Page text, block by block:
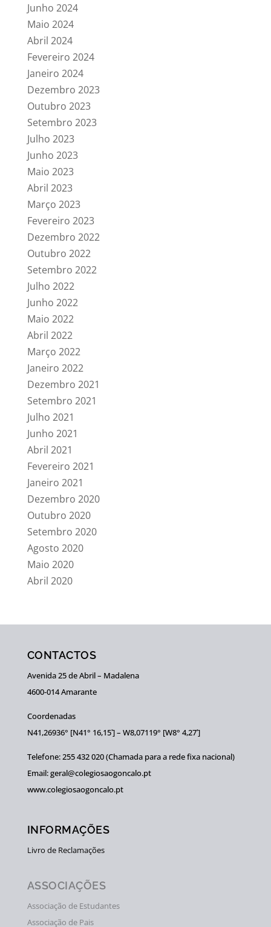
Junho 2024
Maio 2024
Abril 2024
Fevereiro 2024
Janeiro 2024
Dezembro 2023
Outubro 2023
Setembro 2023
Julho 2023
Junho 2023
Maio 2023
Abril 2023
Março 2023
Fevereiro 2023
Dezembro 2022
Outubro 2022
Setembro 2022
Julho 2022
Junho 2022
Maio 2022
Abril 2022
Março 2022
Janeiro 2022
Dezembro 2021
Setembro 2021
Julho 2021
Junho 2021
Abril 2021
Fevereiro 2021
Janeiro 2021
Dezembro 2020
Outubro 2020
Setembro 2020
Agosto 2020
Maio 2020
Abril 2020
CONTACTOS
Avenida 25 de Abril – Madalena
4600-014 Amarante
Coordenadas
N41,26936° [N41° 16,15ʹ] – W8,07119° [W8° 4,27ʹ]
Telefone: 255 432 020 (Chamada para a rede fixa nacional)
Email: geral@colegiosaogoncalo.pt
www.colegiosaogoncalo.pt
INFORMAÇÕES
Livro de Reclamações
ASSOCIAÇÕES
Associação de Estudantes
Associação de Pais